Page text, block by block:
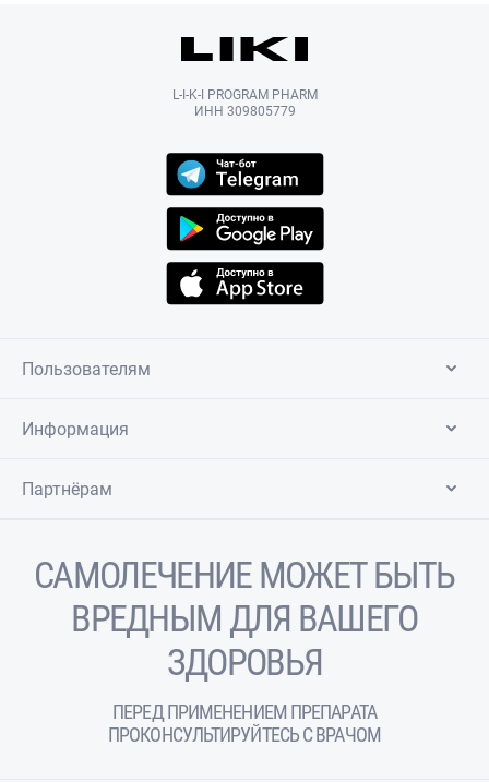
L-I-K-I PROGRAM PHARM
ИНН 309805779
Пользователям
Информация
Партнёрам
САМОЛЕЧЕНИЕ МОЖЕТ БЫТЬ
ВРЕДНЫМ ДЛЯ ВАШЕГО
ЗДОРОВЬЯ
ПЕРЕД ПРИМЕНЕНИЕМ ПРЕПАРАТА
ПРОКОНСУЛЬТИРУЙТЕСЬ С ВРАЧОМ